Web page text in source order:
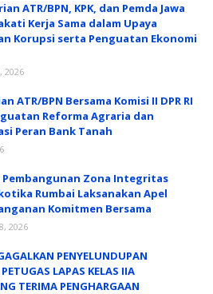
ATR/BPN, KPK, dan Pemda Jawa
Kerja Sama dalam Upaya
Korupsi serta Penguatan Ekonomi
2026
ATR/BPN Bersama Komisi II DPR RI
Reforma Agraria dan
Peran Bank Tanah
Pembangunan Zona Integritas
Rumbai Laksanakan Apel
Komitmen Bersama
2026
PENYELUNDUPAN
LAPAS KELAS IIA
TERIMA PENGHARGAAN